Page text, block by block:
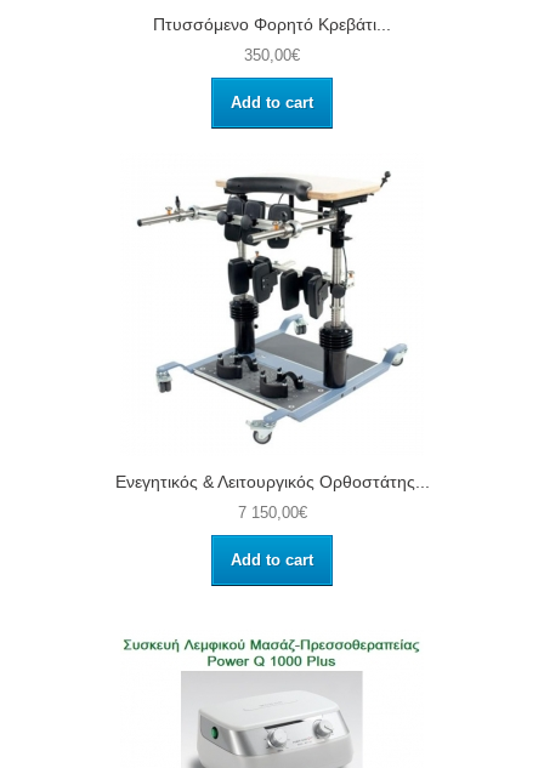
Πτυσσόμενο Φορητό Κρεβάτι...
350,00€
Add to cart
Ενεγητικός & Λειτουργικός Ορθοστάτης...
7 150,00€
Add to cart